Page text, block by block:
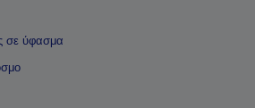
σε ύφασμα